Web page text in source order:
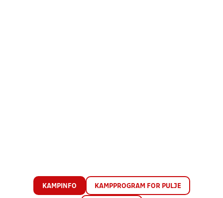
KAMPINFO KAMPPROGRAM FOR PULJE